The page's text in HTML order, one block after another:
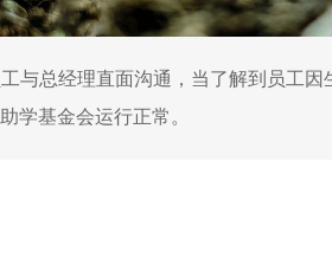
与总经理直面沟通，当了解到员工
学基金会运行正常。